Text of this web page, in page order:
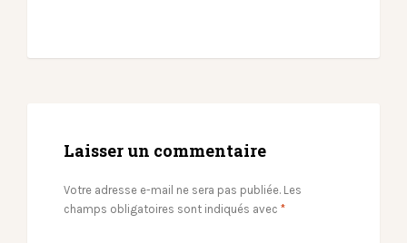
Laisser un commentaire
Votre adresse e-mail ne sera pas publiée. Les
champs obligatoires sont indiqués avec *